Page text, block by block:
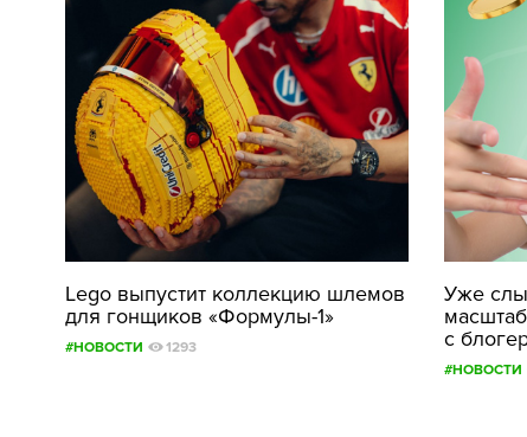
Lego выпустит коллекцию шлемов
для гонщиков «Формулы-1»
#НОВОСТИ 1293
Уже
с
#НОВОСТИ